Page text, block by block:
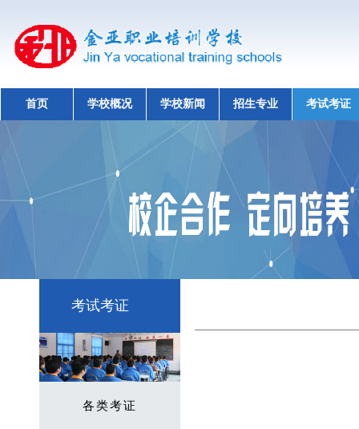
首页 学校概况 学校新闻 招生专业 考试考证
考试考证
各类考证